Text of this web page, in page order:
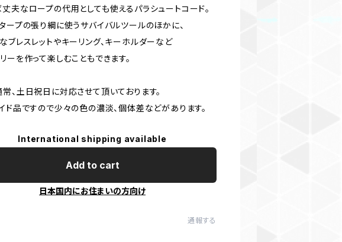
夫なロープの代用としても使えるパラシュートコード。
ープの張り綱に使うサバイバルツールのほかに、
ブレスレットやキーリング、キーホルダーなど
ーを作って楽しむこともできます。
、土日祝日に対応させて頂いております。
ド品ですので少々の色の濃淡、個体差などがあります。
International shipping available
Add to cart
日本国内にお住まいの方向け
通報する